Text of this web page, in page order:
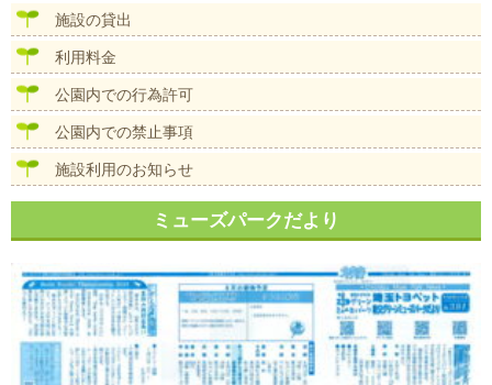
施設の貸出
利用料金
公園内での行為許可
公園内での禁止事項
施設利用のお知らせ
ミューズパークだより